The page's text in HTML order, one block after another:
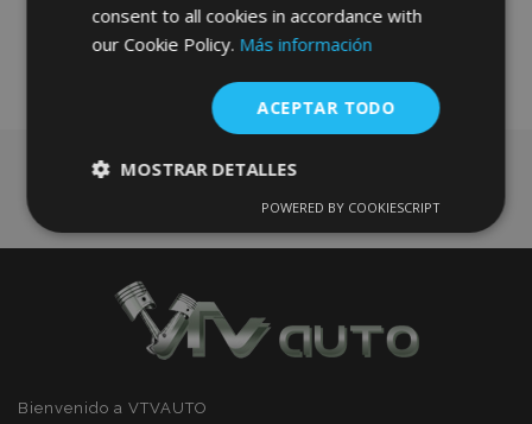
Lista
de
Deseos
Bienvenido a VTVAUTO
consent to all cookies in accordance with
our Cookie Policy. Más información
ACEPTAR TODO
MOSTRAR DETALLES
estrictamente
necesarias
Cookies de
rendimiento
Cookies de
preferencias
Cookies de
POWERED BY COOKIESCRIPT